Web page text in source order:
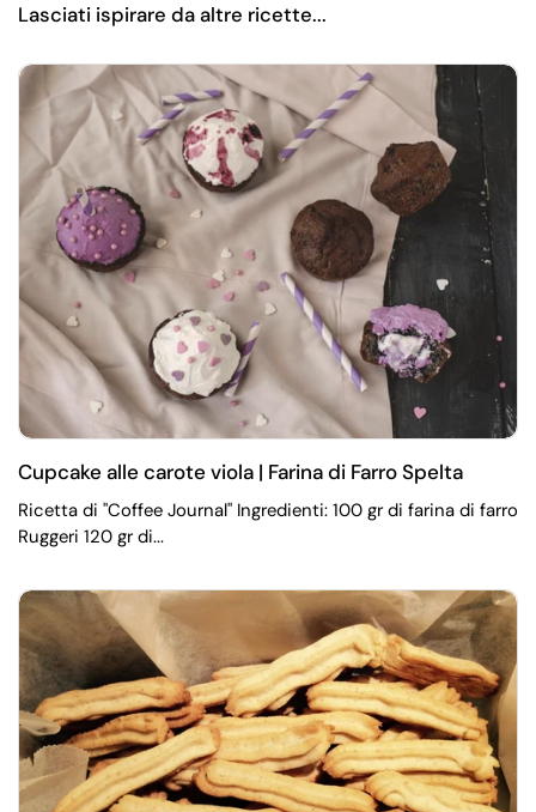
Lasciati ispirare da altre ricette...
Cupcake alle carote viola | Farina di Farro Spelta
Ricetta di "Coffee Journal" Ingredienti: 100 gr di farina di farro
Ruggeri 120 gr di...